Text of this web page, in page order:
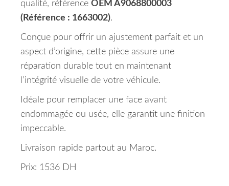
qualité, référence OEM A9068800003
(Référence : 1663002).
Conçue pour offrir un ajustement parfait et un
aspect d’origine, cette pièce assure une
réparation durable tout en maintenant
l’intégrité visuelle de votre véhicule.
Idéale pour remplacer une face avant
endommagée ou usée, elle garantit une finition
impeccable.
Livraison rapide partout au Maroc.
Prix: 1536 DH